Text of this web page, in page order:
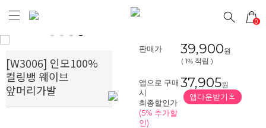
0
Next
[W3006] 인모100%
컬링뱅 웨이브
앞머리가발
판매가 39,900원
( 1% 적립 )
앱으로 구매
시
최종할인가
(5% 추가할
인)
37,905원
앱다운받기